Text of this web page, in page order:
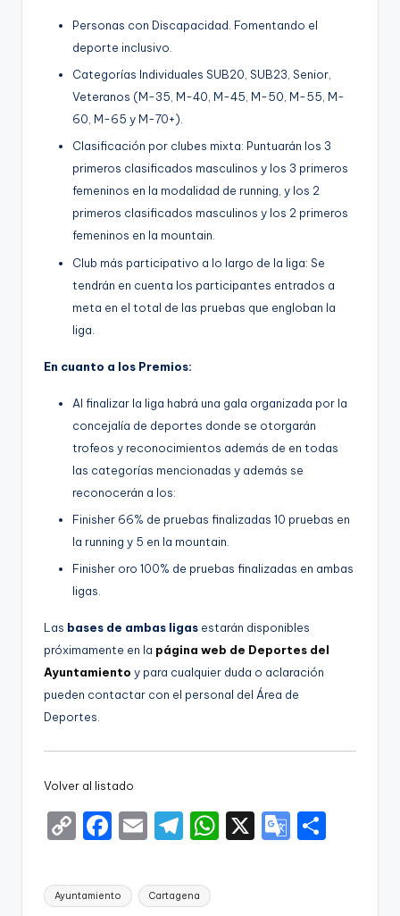
Personas con Discapacidad. Fomentando el
deporte inclusivo.
Categorías Individuales SUB20, SUB23, Senior,
Veteranos (M-35, M-40, M-45, M-50, M-55, M-
60, M-65 y M-70+).
Clasificación por clubes mixta: Puntuarán los 3
primeros clasificados masculinos y los 3 primeros
femeninos en la modalidad de running, y los 2
primeros clasificados masculinos y los 2 primeros
femeninos en la mountain.
Club más participativo a lo largo de la liga: Se
tendrán en cuenta los participantes entrados a
meta en el total de las pruebas que engloban la
liga.
En cuanto a los Premios:
Al finalizar la liga habrá una gala organizada por la
concejalía de deportes donde se otorgarán
trofeos y reconocimientos además de en todas
las categorías mencionadas y además se
reconocerán a los:
Finisher 66% de pruebas finalizadas 10 pruebas en
la running y 5 en la mountain.
Finisher oro 100% de pruebas finalizadas en ambas
ligas.
Las bases de ambas ligas estarán disponibles
próximamente en la página web de Deportes del
Ayuntamiento y para cualquier duda o aclaración
pueden contactar con el personal del Área de
Deportes.
Volver al listado
C
p
F
c
E
ai
T
e
W X
G
Etiquetas:
Ayuntamiento Cartagena